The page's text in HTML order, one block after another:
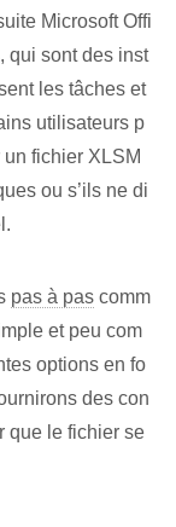
Microsoft Offi
qui sont des inst
les tâches et
utilisateurs p
fichier XLSM
ou s’ils ne di
pas à pas ⁢comm
et peu com
options en fo
des con
que le fichier se